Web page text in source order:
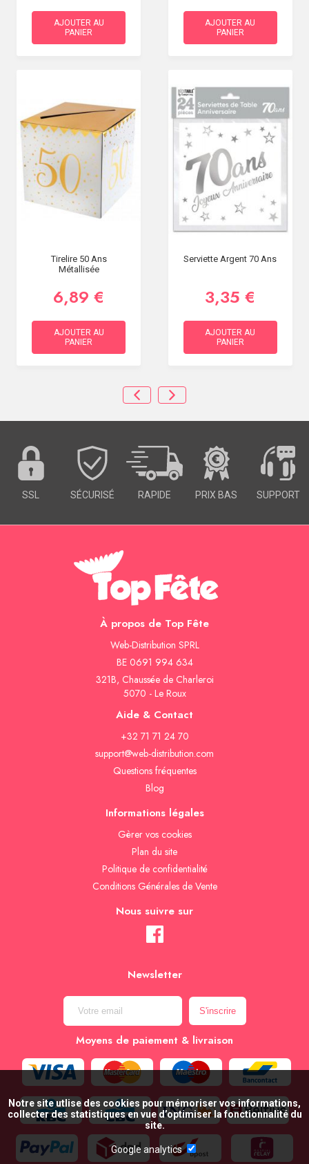
AJOUTER AU
PANIER
AJOUTER AU
PANIER
Tirelire 50 Ans
Métallisée
6,89 €
AJOUTER AU
PANIER
Serviette Argent 70 Ans
3,35 €
AJOUTER AU
PANIER
SSL SÉCURISÉ RAPIDE PRIX BAS SUPPORT
À propos de Top Fête
Web-Distribution SPRL
BE 0691 994 634
321B, Chaussée de Charleroi
5070 - Le Roux
Aide & Contact
+32 71 71 24 70
support@web-distribution.com
Questions fréquentes
Blog
Informations légales
Gèrer vos cookies
Plan du site
Politique de confidentialité
Conditions Générales de Vente
Nous suivre sur
Newsletter
Moyens de paiement & livraison
Notre site utlise des cookies pour mémoriser vos informations,
collecter des statistiques en vue d’optimiser la fonctionnalité du
site.
Google analytics